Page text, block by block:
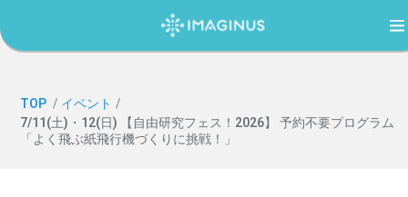
TOP
TOP / イベント /
7/11(土)・12(日) 【自由研究フェス！2026】 予約不要プログラム
「よく飛ぶ紙飛行機づくりに挑戦！」